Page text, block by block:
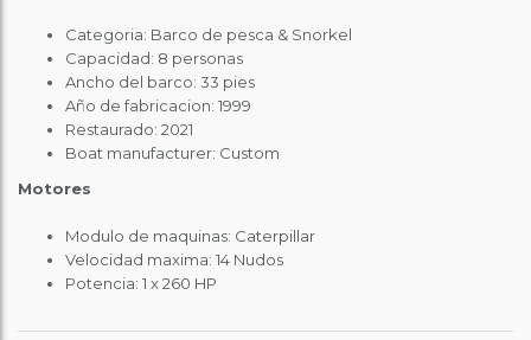
Categoria: Barco de pesca & Snorkel
Capacidad: 8 personas
Ancho del barco: 33 pies
Año de fabricacion: 1999
Restaurado: 2021
Boat manufacturer: Custom
Motores
Modulo de maquinas: Caterpillar
Velocidad maxima: 14 Nudos
Potencia: 1 x 260 HP